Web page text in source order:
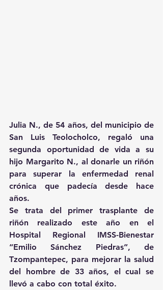
Julia N., de 54 años, del municipio de
San Luis Teolocholco, regaló una
segunda oportunidad de vida a su
hijo Margarito N., al donarle un riñón
para superar la enfermedad renal
crónica que padecía desde hace
años.
Se trata del primer trasplante de
riñón realizado este año en el
Hospital Regional IMSS-Bienestar
“Emilio Sánchez Piedras”, de
Tzompantepec, para mejorar la salud
del hombre de 33 años, el cual se
llevó a cabo con total éxito.